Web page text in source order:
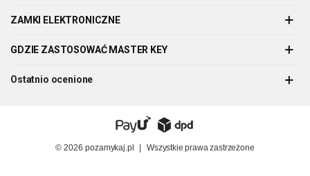
ZAMKI ELEKTRONICZNE
GDZIE ZASTOSOWAĆ MASTER KEY
Ostatnio ocenione
© 2026 pozamykaj.pl Wszystkie prawa zastrzeżone